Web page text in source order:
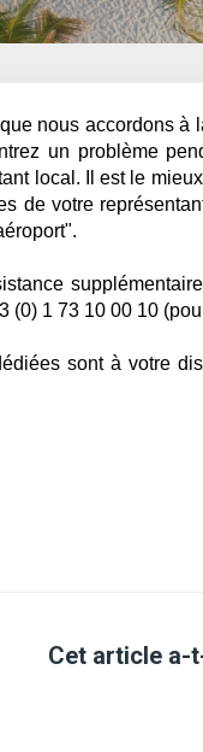
nous accordons à
un problème
local. Il est le
de votre
(0) 1 73 10 00 10
sont à votre
Cet article a-